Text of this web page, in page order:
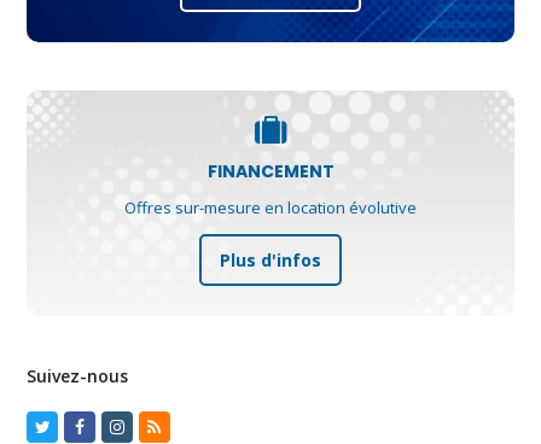
FINANCEMENT
Offres sur-mesure en location évolutive
Plus d'infos
Suivez-nous
TwitterFacebook
Instagram
RSS